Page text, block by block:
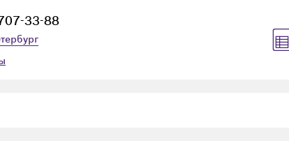
33-88